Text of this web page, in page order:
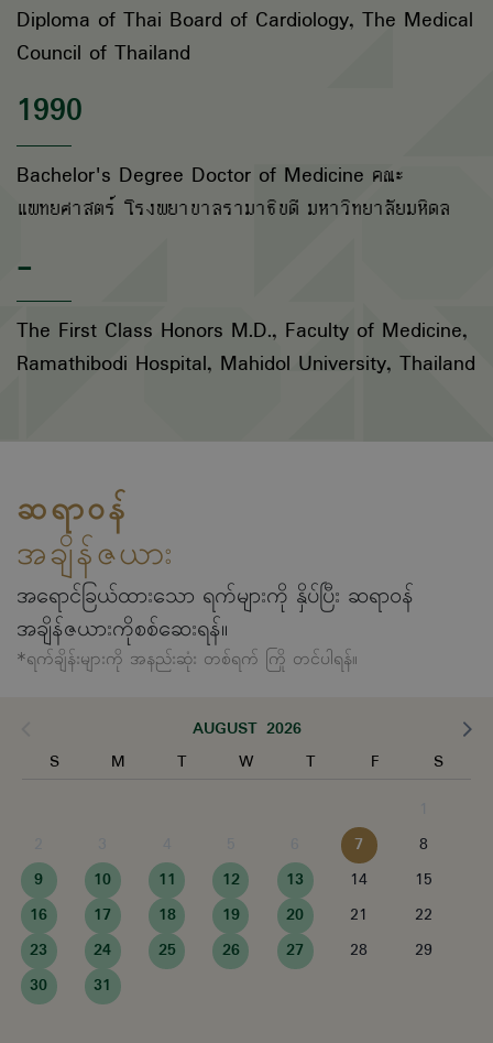
Diploma of Thai Board of Cardiology, The Medical
Council of Thailand
1990
Bachelor's Degree Doctor of Medicine คณะ
แพทยศาสตร์ โรงพยาบาลรามาธิบดี มหาวิทยาลัยมหิดล
-
The First Class Honors M.D., Faculty of Medicine,
Ramathibodi Hospital, Mahidol University, Thailand
ဆရာဝန်
အချိန်ဇယား
အရောင်ခြယ်ထားသော ရက်များကို နှိပ်ပြီး ဆရာဝန်
အချိန်ဇယားကိုစစ်ဆေးရန်။
*ရက်ချိန်းများကို အနည်းဆုံး တစ်ရက် ကြို တင်ပါရန်။
AUGUST 2026
S
M T W T F
S
7
8
9
10 11 12 13 14
15
16
17 18 19 20 21
22
23
24 25 26 27 28
29
30
31